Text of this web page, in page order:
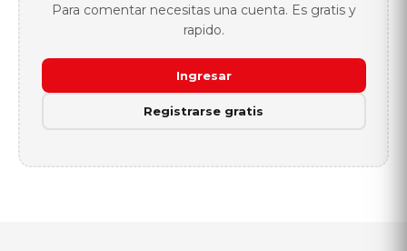
Para comentar necesitas una cuenta. Es gratis y
rapido.
Ingresar
Registrarse gratis